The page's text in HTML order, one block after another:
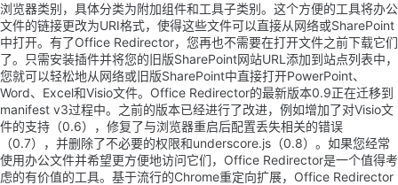
浏览器类别，具体分类为附加组件和工具子类别。这个方便的工具将办公
文件的链接更改为URI格式，使得这些文件可以直接从网络或SharePoint
中打开。有了Office Redirector，您再也不需要在打开文件之前下载它们
了。只需安装插件并将您的旧版SharePoint网站URL添加到站点列表中，
您就可以轻松地从网络或旧版SharePoint中直接打开PowerPoint、
Word、Excel和Visio文件。Office Redirector的最新版本0.9正在迁移到
manifest v3过程中。之前的版本已经进行了改进，例如增加了对Visio文
件的支持（0.6），修复了与浏览器重启后配置丢失相关的错误
（0.7），并删除了不必要的权限和underscore.js（0.8）。如果您经常
使用办公文件并希望更方便地访问它们，Office Redirector是一个值得考
虑的有价值的工具。基于流行的Chrome重定向扩展，Office Redirector